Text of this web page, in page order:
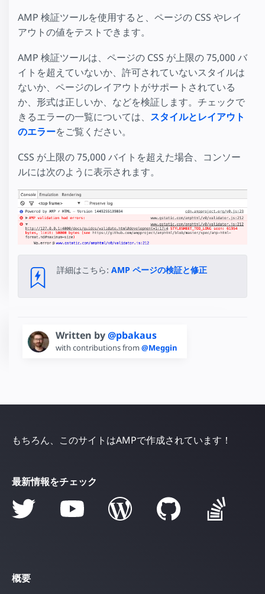
AMP 検証ツールを使用すると、ページの CSS やレイ
アウトの値をテストできます。
AMP 検証ツールは、ページの CSS が上限の 75,000 バ
イトを超えていないか、許可されていないスタイルは
ないか、ページのレイアウトがサポートされている
か、形式は正しいか、などを検証します。チェックで
きるエラーの一覧については、 スタイルとレイアウト
のエラーをご覧ください。
CSS が上限の 75,000 バイトを超えた場合、コンソー
ルには次のように表示されます。
詳細はこちら: AMP ページの検証と修正
Written by@pbakaus
with contributions from @Meggin
もちろん、このサイトはAMPで作成されています！
最新情報をチェック
概要